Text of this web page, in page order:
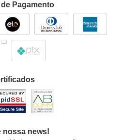
Pagamento
nossa news!